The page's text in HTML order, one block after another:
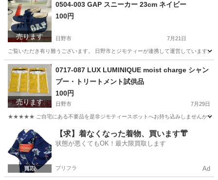
売ります
0504-003 GAP スニーカー 23cm ネイビー
100円
日野市 7月21日
ご覧いただき有り難うございます。 日野市とジモティーが連携して運営していま
東京 日野市
売ります
0717-087 LUX LUMINIQUE moist charge シャン
プー・トリートメント試供品
100円
日野市 7月29日
★★★★★ ご自宅にある不要品を是非ジモティースポットへお持ち込みしませんか？
東京 日野市 ヘアケア 現地
【求】着なくなった着物、買います👘
状態が悪くてもOK！最大限買取します
プリフラ Ad